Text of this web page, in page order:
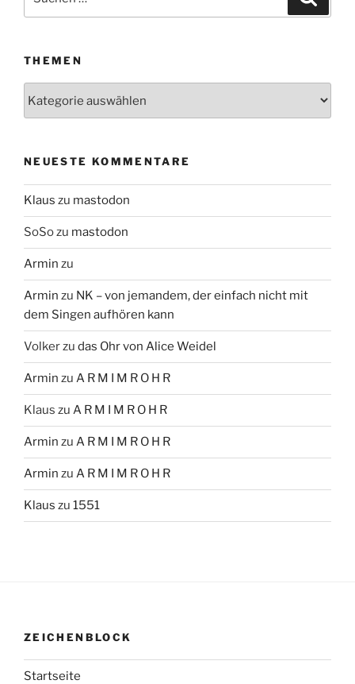
THEMEN
NEUESTE KOMMENTARE
Klaus zu mastodon
SoSozu mastodon
Armin zu
Armin zu NK – von jemandem, der einfach nicht mit
dem Singen aufhören kann
Volkerzu das Ohr von Alice Weidel
Armin zu A R M I M R O H R
Klaus zu A R M I M R O H R
Armin zu A R M I M R O H R
Armin zu A R M I M R O H R
Klaus zu 1551
ZEICHENBLOCK
Startseite